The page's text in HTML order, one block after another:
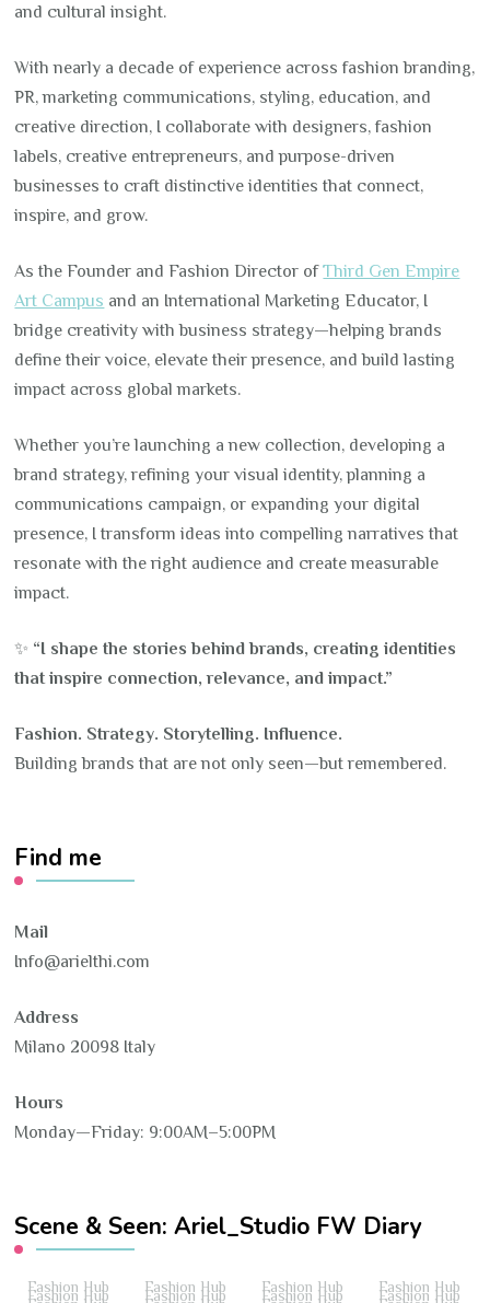
and cultural insight.
With nearly a decade of experience across fashion branding,
PR, marketing communications, styling, education, and
creative direction, I collaborate with designers, fashion
labels, creative entrepreneurs, and purpose-driven
businesses to craft distinctive identities that connect,
inspire, and grow.
As the Founder and Fashion Director ofThird Gen Empire
Art Campus and an International Marketing Educator, I
bridge creativity with business strategy—helping brands
define their voice, elevate their presence, and build lasting
impact across global markets.
Whether you’re launching a new collection, developing a
brand strategy, refining your visual identity, planning a
communications campaign, or expanding your digital
presence, I transform ideas into compelling narratives that
resonate with the right audience and create measurable
impact.
✨ “I shape the stories behind brands, creating identities
that inspire connection, relevance, and impact.”
Fashion. Strategy. Storytelling. Influence.
Building brands that are not only seen—but remembered.
Find me
Mail
Info@arielthi.com
Address
Milano 20098 Italy
Hours
Monday—Friday: 9:00AM–5:00PM
Scene & Seen: Ariel_Studio FW Diary
Fashion Hub Fashion Hub Fashion Hub Fashion Hub
Fashion Hub Fashion Hub Fashion Hub Fashion Hub